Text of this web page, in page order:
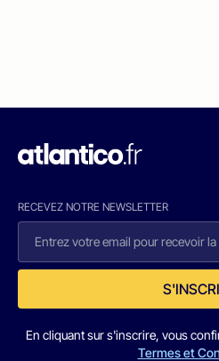
RECEVEZ NOTRE NEWSLETTER
En cliquant sur s'inscrire, vous
Termes et